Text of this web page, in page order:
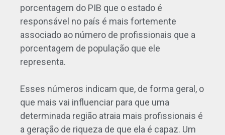
porcentagem do PIB que o estado é
responsável no país é mais fortemente
associado ao número de profissionais que a
porcentagem de população que ele
representa.
Esses números indicam que, de forma geral, o
que mais vai influenciar para que uma
determinada região atraia mais profissionais é
a geração de riqueza de que ela é capaz. Um